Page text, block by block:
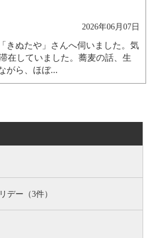
2026年06月07日
きぬたや」さんへ伺いました。気
在していました。蕎麦の話、生
がら、ほぼ...
デー（3件）